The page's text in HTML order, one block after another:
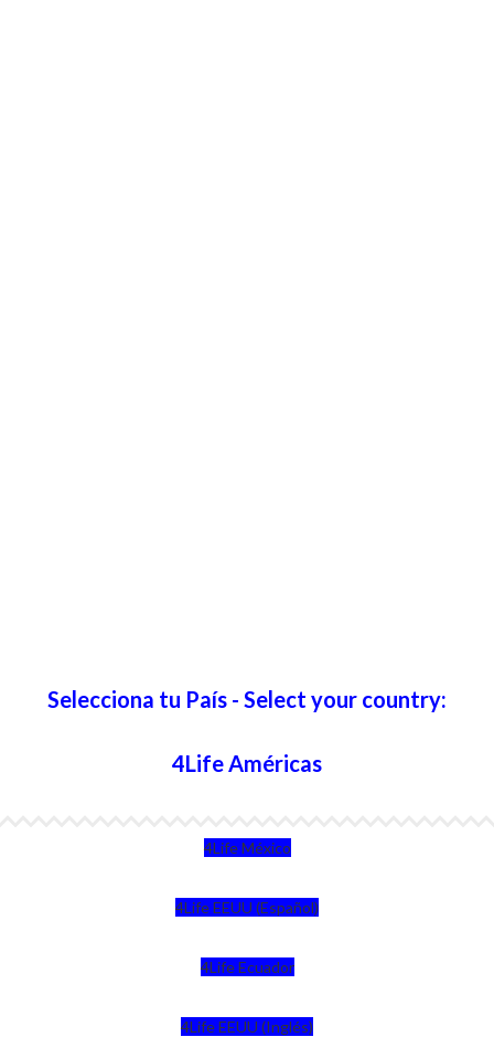
Selecciona tu País - Select your country:
4Life Américas
4Life México
4Life EEUU (Español)
4Life Ecuador
4Life EEUU (Inglés)